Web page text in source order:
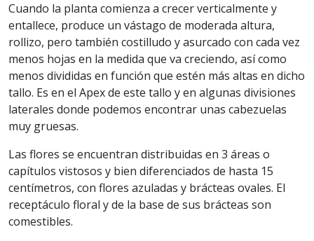
Cuando la planta comienza a crecer verticalmente y
entallece, produce un vástago de moderada altura,
rollizo, pero también costilludo y asurcado con cada vez
menos hojas en la medida que va creciendo, así como
menos divididas en función que estén más altas en dicho
tallo. Es en el Apex de este tallo y en algunas divisiones
laterales donde podemos encontrar unas cabezuelas
muy gruesas.
Las flores se encuentran distribuidas en 3 áreas o
capítulos vistosos y bien diferenciados de hasta 15
centímetros, con flores azuladas y brácteas ovales. El
receptáculo floral y de la base de sus brácteas son
comestibles.